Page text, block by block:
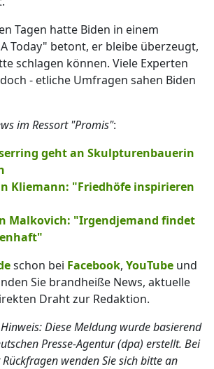
Tagen hatte Biden in einem
Today" betont, er bleibe überzeugt,
schlagen können. Viele Experten
- etliche Umfragen sahen Biden
im Ressort "Promis":
geht an Skulpturenbauerin
Kliemann: "Friedhöfe inspirieren
Malkovich: "Irgendjemand findet
schon bei Facebook, YouTube und
Sie brandheiße News, aktuelle
Draht zur Redaktion.
Diese Meldung wurde basierend
Presse-Agentur (dpa) erstellt. Bei
wenden Sie sich bitte an